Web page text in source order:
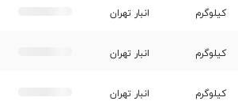
کیلوگرم انبار تهران
کیلوگرم انبار تهران
کیلوگرم انبار تهران